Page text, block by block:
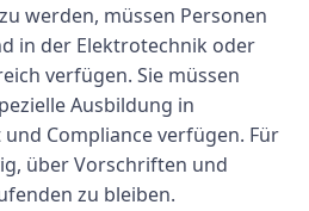
werden, müssen Personen
in der Elektrotechnik oder
verfügen. Sie müssen
Ausbildung in
Compliance verfügen. Für
über Vorschriften und
zu bleiben.